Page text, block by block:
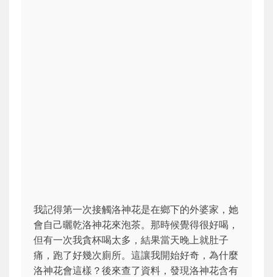
我記得第一次接觸洛神花是在鄉下的外婆家，她
會自己曬乾洛神花來泡茶。那時候覺得很好喝，
但有一次我貪杯喝太多，結果當天晚上就肚子
痛，跑了好幾次廁所。這讓我開始好奇，為什麼
洛神花會這樣？後來查了資料，發現洛神花含有